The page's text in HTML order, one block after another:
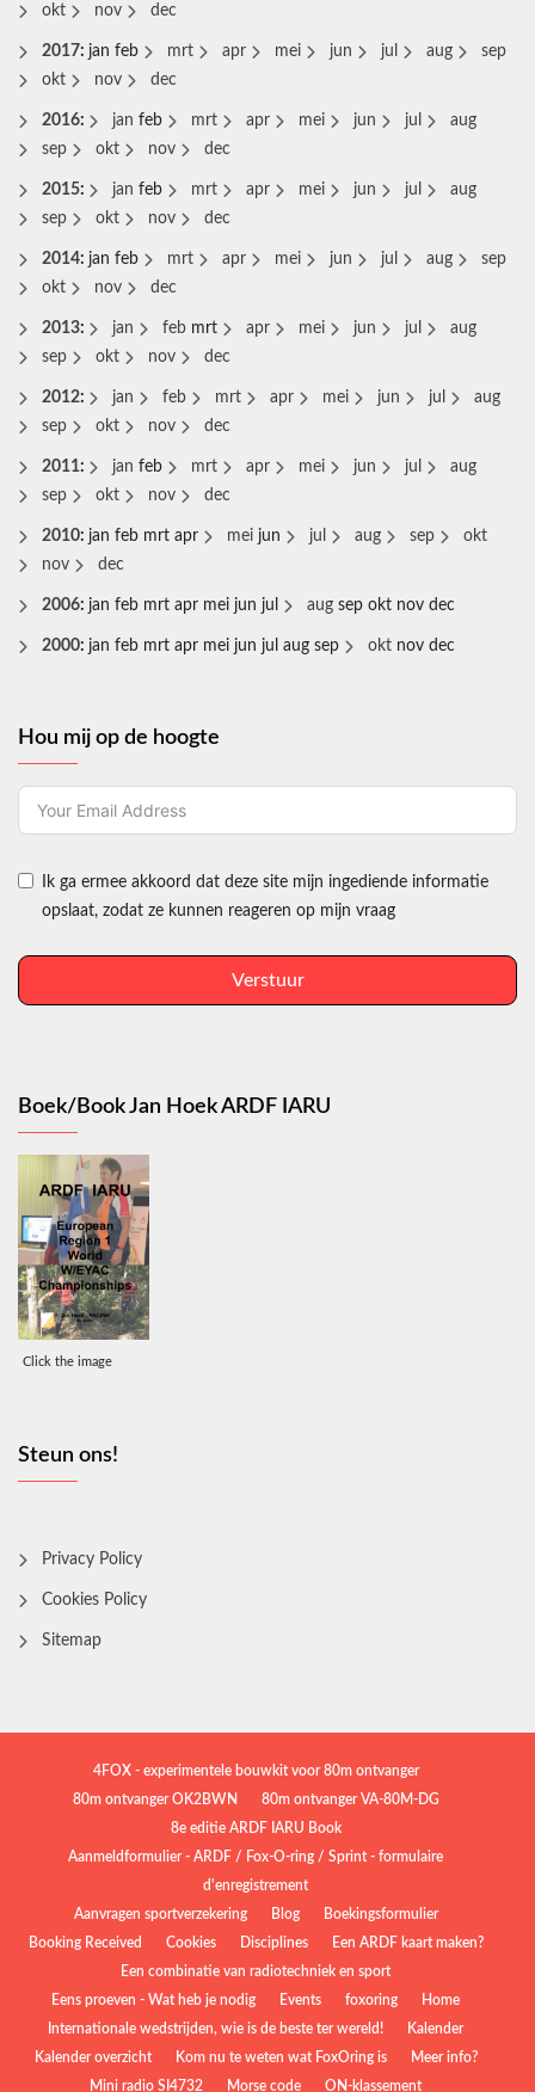
okt
nov dec
2017: jan feb mrt apr mei jun jul aug
sep
okt
nov dec
2016: jan feb mrt apr mei jun jul
aug
sep
okt nov dec
2015: jan feb mrt apr mei jun jul
aug
sep
okt nov dec
2014: jan feb mrt apr mei jun jul aug
sep
okt
nov dec
2013: jan feb mrt apr mei jun jul
aug
sep
okt nov dec
2012: jan feb mrt apr mei jun jul
aug
sep
okt nov dec
2011: jan feb mrt apr mei jun jul
aug
sep
okt nov dec
2010: jan feb mrt apr mei jun jul aug sep
okt
nov
dec
2006: jan feb mrt apr mei jun jul aug sep okt nov dec
2000: jan feb mrt apr mei jun jul aug sep okt nov dec
Hou mij op de hoogte
Ik ga ermee akkoord dat deze site mijn ingediende informatie
opslaat, zodat ze kunnen reageren op mijn vraag
Verstuur
Boek/Book Jan Hoek ARDF IARU
Click the image
Steun ons!
Privacy Policy
Cookies Policy
Sitemap
4FOX - experimentele bouwkit voor 80m ontvanger
80m ontvanger OK2BWN
80m ontvanger VA-80M-DG
8e editie ARDF IARU Book
Aanmeldformulier - ARDF / Fox-O-ring / Sprint - formulaire
d'enregistrement
Aanvragen sportverzekering
Blog
Boekingsformulier
Booking Received
Cookies Disciplines
Een ARDF kaart maken?
Een combinatie van radiotechniek en sport
Eens proeven - Wat heb je nodig
Events foxoring
Home
Internationale wedstrijden, wie is de beste ter wereld!
Kalender
Kalender overzicht
Kom nu te weten wat FoxOring is
Meer info?
Mini radio SI4732
Morse code ON-klassement